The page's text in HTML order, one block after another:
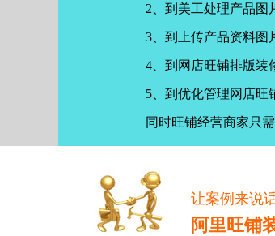
2、到美工处理产品图
3、到上传产品资料图
4、到网店旺铺排版装
5、到优化管理网店旺
同时旺铺经营商家只
让案例来说
阿里旺铺